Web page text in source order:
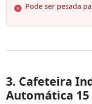
Pode ser pesada
3. Cafeteira
Automática 15